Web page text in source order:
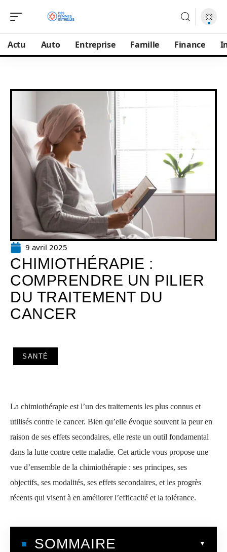
Actu Auto Entreprise Famille Finance
9 avril 2025
CHIMIOTHÉRAPIE :
COMPRENDRE UN PILIER
DU TRAITEMENT DU
CANCER
SANTÉ
La chimiothérapie est l’un des traitements les plus connus et
utilisés contre le cancer. Bien qu’elle évoque souvent la peur en
raison de ses effets secondaires, elle reste un outil fondamental
dans la lutte contre cette maladie. Cet article vous propose une
vue d’ensemble de la chimiothérapie : ses principes, ses
objectifs, ses modalités, ses effets secondaires, et les progrès
récents qui visent à en améliorer l’efficacité et la tolérance.
SOMMAIRE